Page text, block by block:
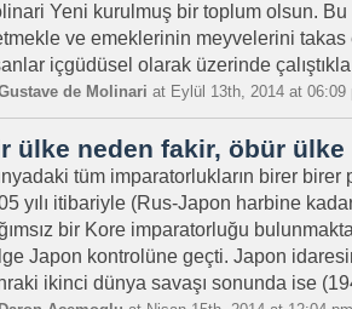
Yeni kurulmuş bir toplum olsun. Bu
ve emeklerinin meyvelerini
içgüdüsel olarak üzerinde
de Molinari at Eylül 13th, 2014 at 06:09
ülke neden fakir, öbür
tüm imparatorlukların birer
yılı itibariyle (Rus-Japon harbine
bir Kore imparatorluğu
Japon kontrolüne geçti. Japon
ikinci dünya savaşı sonunda ise